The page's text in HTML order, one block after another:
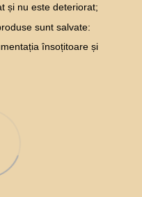
și nu este deteriorat;
sunt salvate:
însoțitoare și